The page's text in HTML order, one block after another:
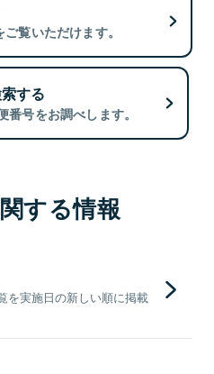
覧いただけます。
する
号をお調べします。
する情報
を実施日の新しい順に掲載